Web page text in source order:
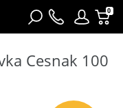
0
Cesnak 100